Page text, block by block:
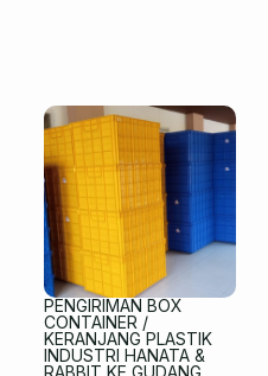
PENGIRIMAN BOX
CONTAINER /
KERANJANG PLASTIK
INDUSTRI HANATA &